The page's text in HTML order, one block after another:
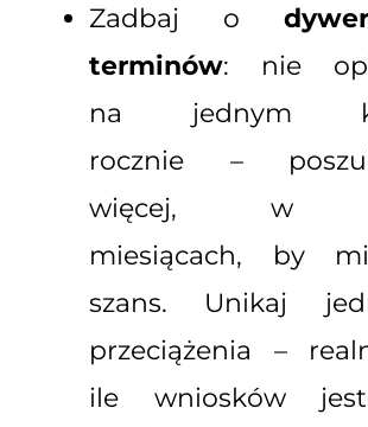
Zadbaj o
terminów: nie
na jednym
rocznie –
więcej, w
miesiącach, by
szans. Unikaj
przeciążenia –
ile wniosków